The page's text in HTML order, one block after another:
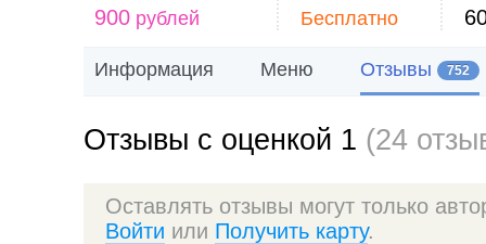
900 рублей Бесплатно
Информация Меню Отзывы 752
Отзывы с оценкой 1 (24
Оставлять отзывы могут только
Войти или Получить карту.